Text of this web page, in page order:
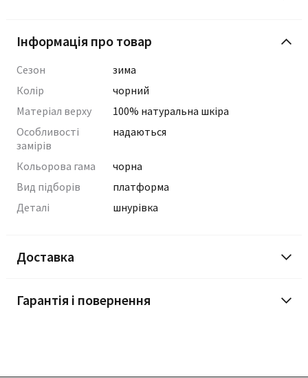
Інформація про товар
Сезон
зима
Колір
чорний
Матеріал верху
100% натуральна шкіра
Особливості
замірів
надаються
Кольорова гама
чорна
Вид підборів
платформа
Деталі
шнурівка
Доставка
Гарантія і повернення